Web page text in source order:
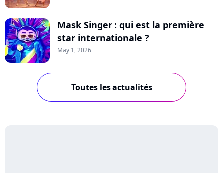
Mask Singer : qui est la première
star internationale ?
May 1, 2026
Toutes les actualités